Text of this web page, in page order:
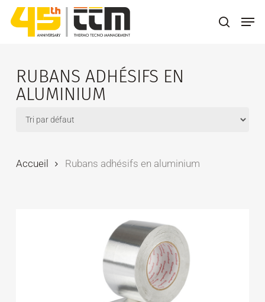
Skip
search
RUBANS ADHÉSIFS EN
ALUMINIUM
Accueil Rubans adhésifs en aluminium